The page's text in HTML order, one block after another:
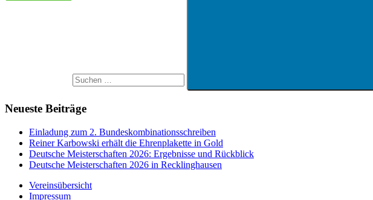
Suchen
Neueste Beiträge
Einladung zum 2. Bundeskombinationsschreiben
Reiner Karbowski erhält die Ehrenplakette in Gold
Deutsche Meisterschaften 2026: Ergebnisse und Rückblick
Deutsche Meisterschaften 2026 in Recklinghausen
Vereinsübersicht
Impressum